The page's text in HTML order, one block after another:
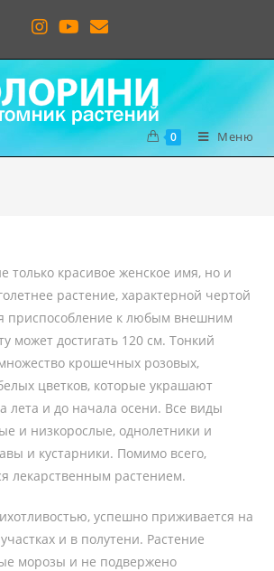
0 Меню
только красивое женское имя, но и
растение, характерной чертой
приспособление к любым внешним
может достигать 120 см. Тонкий
крошечных розовых,
цветков, которые украшают
лета и до начала осени. Все виды
и низкорослые, однолетники и
и кустарники. Помимо всего,
лекарственным растением.
успешно приживается на
и в полутени. Растение
морозы и не подвержено